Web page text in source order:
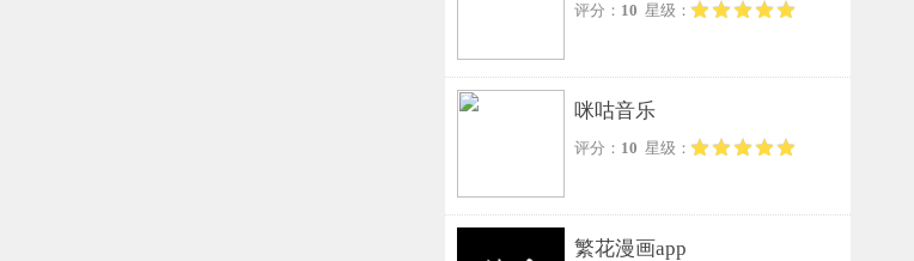
评分： 10 星级：
咪咕音乐
评分： 10 星级：
繁花漫画app